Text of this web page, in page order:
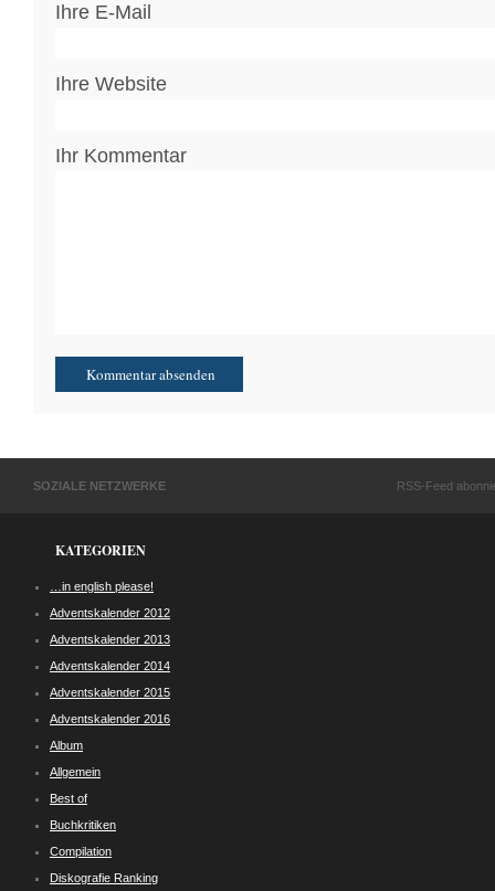
Ihre E-Mail
Ihre Website
Ihr Kommentar
SOZIALE NETZWERKE RSS-Feed
KATEGORIEN
…in english please!
Adventskalender 2012
Adventskalender 2013
Adventskalender 2014
Adventskalender 2015
Adventskalender 2016
Album
Allgemein
Best of
Buchkritiken
Compilation
Diskografie Ranking